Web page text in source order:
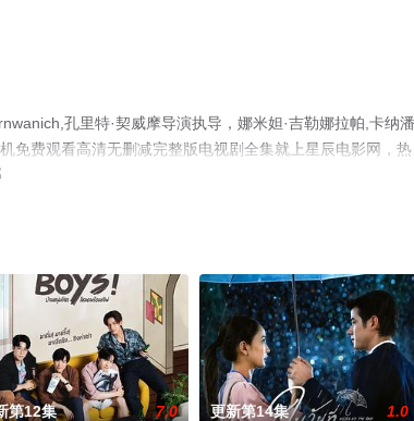
孔里特·契威摩导演执导，娜米妲·吉勒娜拉帕,卡纳潘
免费观看高清无删减完整版电视剧全集就上星辰电影网，热
等平台了解。
第12集 7.0 更新第14集 1.0